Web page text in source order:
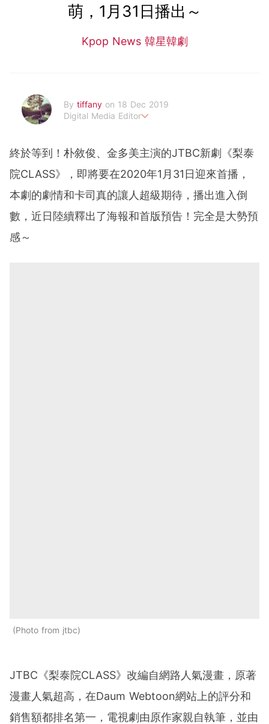
萌，1月31日播出～
Kpop News 韓星韓劇
By tiffany on 18 Dec 2019
Digital Media Editor
終於等到！朴敘俊、金多美主演的JTBC新劇《梨泰
院CLASS》，即將要在2020年1月31日迎來首播，
本劇的劇情和卡司真的讓人超級期待，播出進入倒
數，近日陸續釋出了海報和首版預告！完全是大勢預
感～
Photo from jtbc
JTBC《梨泰院CLASS》改編自網路人氣漫畫，原著
漫畫人氣超高，在Daum Webtoon網站上的評分和
銷售額都排名第一，電視劇由原作家親自執筆，並由